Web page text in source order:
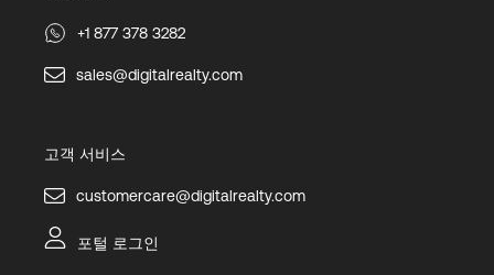
+1 877 378 3282
sales@digitalrealty.com
고객 서비스
customercare@digitalrealty.com
포털 로그인